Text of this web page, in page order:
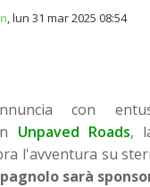
lun 31 mar 2025 08:54
con
Unpaved Roads,
l'avventura su
sarà